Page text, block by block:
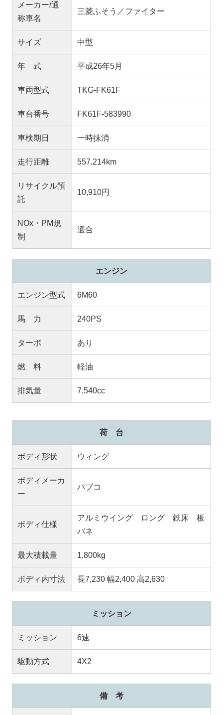
メーカー/通
称車名
三菱ふそう／ファイター
サイズ 中型
年 式 平成26年5月
車両型式 TKG-FK61F
車台番号 FK61F-583990
車検期日 一時抹消
走行距離 557,214km
リサイクル預
託
10,910円
NOx・PM規
制
適合
エンジン
エンジン型式 6M60
馬 力 240PS
ターボ あり
燃 料 軽油
排気量 7,540cc
荷 台
ボディ形状 ウィング
ボディメーカ
ー
パブコ
ボディ仕様
アルミウイング ロング 鉄床 板
バネ
最大積載量 1,800kg
ボディ内寸法 長7,230 幅2,400 高2,630
ミッション
ミッション 6速
駆動方式 4X2
備 考